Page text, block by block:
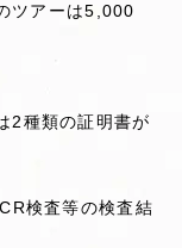
ツアーは5,000
2種類の証明書が
検査等の検査結